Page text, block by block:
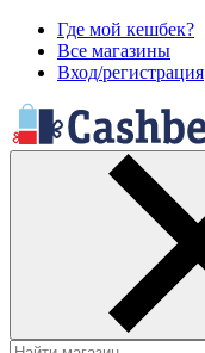
Где мой кешбек?
Все магазины
Вход/регистрация